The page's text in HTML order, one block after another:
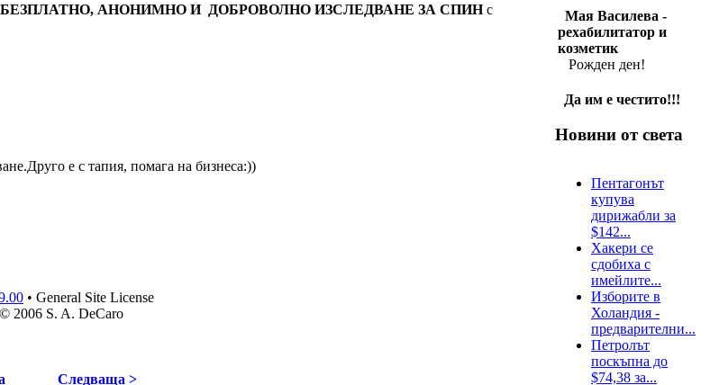
БЕЗПЛАТНО, АНОНИМНО И ДОБРОВОЛНО ИЗСЛЕДВАНЕ ЗА СПИНс
е с тапия, помага на бизнеса:))
• General Site License
2006 S. A. DeCaro
Следваща >
Мая Василева -
рехабилитатор и
козметик
Рожден ден!
Да им е честито!!!
Новини от света
Пентагонът
купува
дирижабли за
$142...
Хакери се
сдобиха с
имейлите...
Изборите в
Холандия -
предварителни...
Петролът
поскъпна до
$74,38 за...